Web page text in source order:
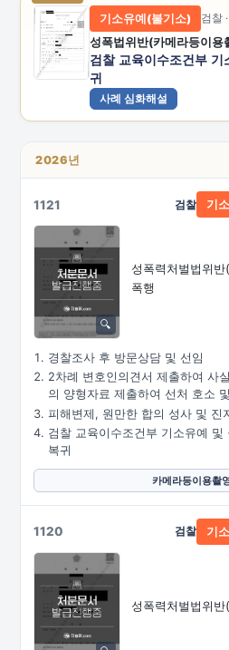
기소유예(불기소) 검찰
성폭법위반(카메라등이용
검찰 교육이수조건부
귀
사례 심화해설
2026년
1121
성폭력처벌법위반
폭행
검찰 기
경찰조사 후 방문상담 및 선임
2차례 변호인의견서 제출하여 사
의 양형자료 제출하여 선처 호소
피해변제, 원만한 합의 성사 및 진
검찰 교육이수조건부 기소유예
복귀
카메라등이용촬
1120
성폭력처벌법위반
검찰 기